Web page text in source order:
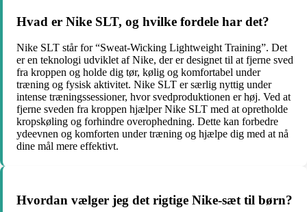
Hvad er Nike SLT, og hvilke fordele har det?
Nike SLT står for “Sweat-Wicking Lightweight Training”. Det
er en teknologi udviklet af Nike, der er designet til at fjerne sved
fra kroppen og holde dig tør, kølig og komfortabel under
træning og fysisk aktivitet. Nike SLT er særlig nyttig under
intense træningssessioner, hvor svedproduktionen er høj. Ved at
fjerne sveden fra kroppen hjælper Nike SLT med at opretholde
kropskøling og forhindre overophedning. Dette kan forbedre
ydeevnen og komforten under træning og hjælpe dig med at nå
dine mål mere effektivt.
Hvordan vælger jeg det rigtige Nike-sæt til børn?